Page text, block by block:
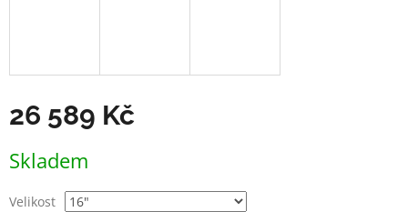
26 589 Kč
cena:
Skladem
Velikost